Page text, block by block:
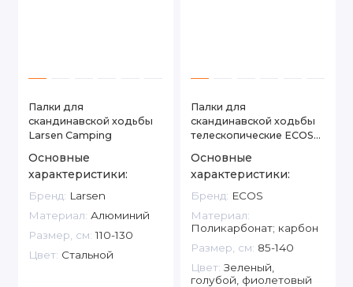
Палки для
скандинавской ходьбы
Larsen Camping
Основные
характеристики:
Бренд: Larsen
Материал: Алюминий
Размер, см: 110-130
Цвет: Стальной
Палки для
скандинавской ходьбы
телескопические ECOS
Основные
характеристики:
Бренд: ECOS
Материал:
Поликарбонат; карбон
Размер, см: 85-140
Цвет: Зеленый,
голубой, фиолетовый